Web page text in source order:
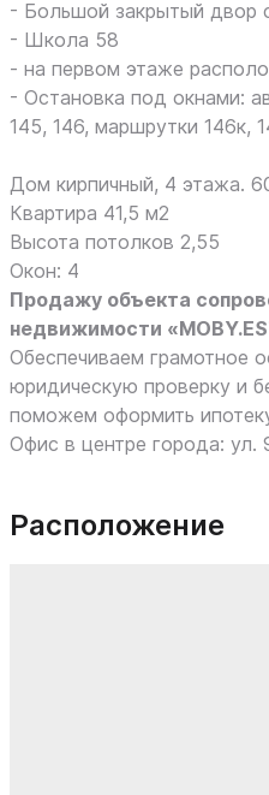
- Большой закрытый двор
- Школа 58
- на первом этаже
- Остановка под окнами:
145, 146, маршрутки 146к,
Дом кирпичный, 4 этажа.
Квартира 41,5 м2
Высота потолков 2,55
Окон: 4
Продажу объекта
недвижимости
Обеспечиваем грамотное
юридическую проверку и
поможем оформить
Офис в центре города: ул.
Расположение